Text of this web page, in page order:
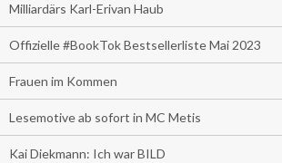
Milliardärs Karl-Erivan Haub
Offizielle #BookTok Bestsellerliste Mai 2023
Frauen im Kommen
Lesemotive ab sofort in MC Metis
Kai Diekmann: Ich war BILD